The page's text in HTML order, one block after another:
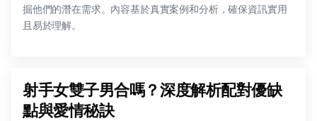
掘他們的潛在需求。內容基於真實案例和分析，確保資訊實用
且易於理解。
射手女雙子男合嗎？深度解析配對優缺
點與愛情秘訣